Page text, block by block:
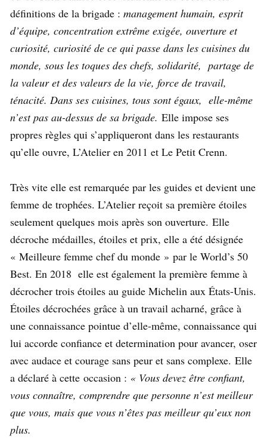
définitions de la brigade : management humain, esprit
d’équipe, concentration extrême exigée, ouverture et
curiosité, curiosité de ce qui passe dans les cuisines du
monde, sous les toques des chefs, solidarité, partage de
la valeur et des valeurs de la vie, force de travail,
ténacité. Dans ses cuisines, tous sont égaux, elle-même
n’est pas au-dessus de sa brigade. Elle impose ses
propres règles qui s’appliqueront dans les restaurants
qu’elle ouvre, L’Atelier en 2011 et Le Petit Crenn.
Très vite elle est remarquée par les guides et devient une
femme de trophées. L’Atelier reçoit sa première étoiles
seulement quelques mois après son ouverture. Elle
décroche médailles, étoiles et prix, elle a été désignée
« Meilleure femme chef du monde » par le World’s 50
Best. En 2018 elle est également la première femme à
décrocher trois étoiles au guide Michelin aux États-Unis.
Étoiles décrochées grâce à un travail acharné, grâce à
une connaissance pointue d’elle-même, connaissance qui
lui accorde confiance et determination pour avancer, oser
avec audace et courage sans peur et sans complexe. Elle
a déclaré à cette occasion : « Vous devez être confiant,
vous connaître, comprendre que personne n’est meilleur
que vous, mais que vous n’êtes pas meilleur qu’eux non
plus.